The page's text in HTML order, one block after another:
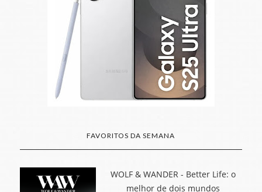
FAVORITOS DA SEMANA
WOLF & WANDER - Better Life: o
melhor de dois mundos